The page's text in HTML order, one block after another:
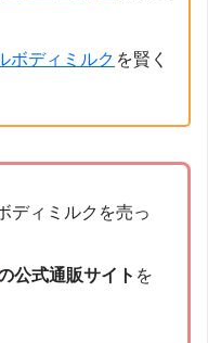
ボディミルク を賢く
ディミルクを売っ
公式通販サイト を